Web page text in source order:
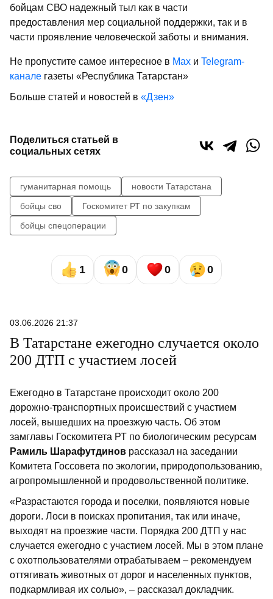
бойцам СВО надежный тыл как в части
предоставления мер социальной поддержки, так и в
части проявление человеческой заботы и внимания.
Не пропустите самое интересное в Max и Telegram-
канале газеты «Республика Татарстан»
Больше статей и новостей в «Дзен»
Поделиться статьей в
социальных сетях
гуманитарная помощь
новости Татарстана
бойцы сво
Госкомитет РТ по закупкам
бойцы спецоперации
1 0 0 0
03.06.2026 21:37
В Татарстане ежегодно случается около
200 ДТП с участием лосей
Ежегодно в Татарстане происходит около 200
дорожно-транспортных происшествий с участием
лосей, вышедших на проезжую часть. Об этом
замглавы Госкомитета РТ по биологическим ресурсам
Рамиль Шарафутдинов рассказал на заседании
Комитета Госсовета по экологии, природопользованию,
агропромышленной и продовольственной политике.
«Разрастаются города и поселки, появляются новые
дороги. Лоси в поисках пропитания, так или иначе,
выходят на проезжие части. Порядка 200 ДТП у нас
случается ежегодно с участием лосей. Мы в этом плане
с охотпользователями отрабатываем – рекомендуем
оттягивать животных от дорог и населенных пунктов,
подкармливая их солью», – рассказал докладчик.